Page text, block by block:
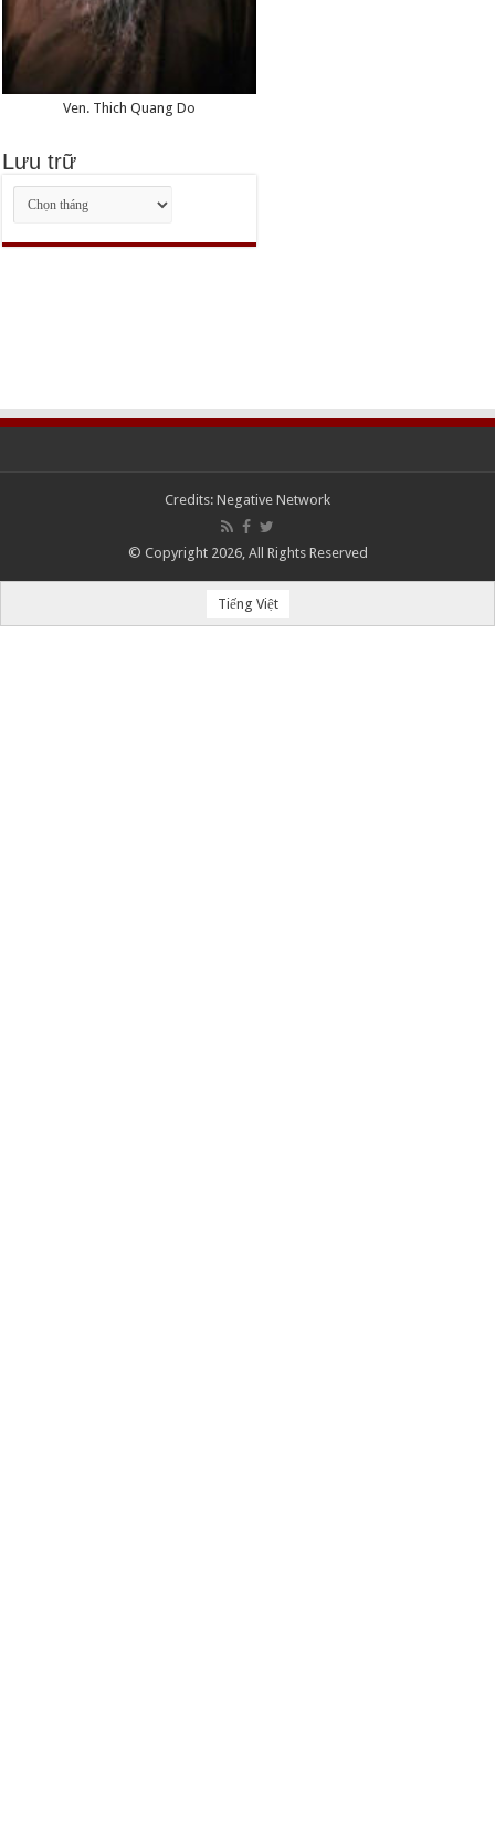
Ven. Thich Quang Do
Lưu trữ
Lưu
trữ
Credits: Negative Network
© Copyright 2026, All Rights Reserved
Tiếng Việt